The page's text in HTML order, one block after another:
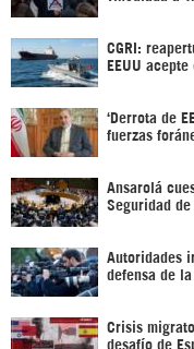
CGRI:
EEUU
‘Derrota de
fuerzas
Ansarolá
Seguridad de
Autoridades
defensa de la
Crisis
desafío de